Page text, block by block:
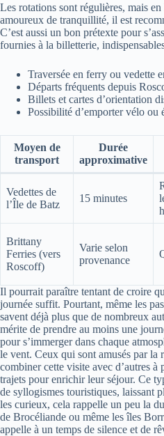
Les rotations sont régulières, mais
amoureux de tranquillité, il est
C’est aussi un bon prétexte pour
fournies à la billetterie,
Traversée en ferry ou vedette
Départs fréquents depuis
Billets et cartes d’orientation
Possibilité d’emporter vélo ou
Moyen de
transport
Durée
approximative
Vedettes de
l’Île de Batz
15 minutes
Brittany
Ferries (vers
Roscoff)
Varie selon
provenance
Il pourrait paraître tentant de croire
journée suffit. Pourtant, même les
savent déjà plus que de nombreux
mérite de prendre au moins une
pour s’immerger dans chaque
le vent. Ceux qui sont amusés par
combiner cette visite avec d’autres
trajets pour enrichir leur séjour. Ce
de syllogismes touristiques, laissant
les curieux, cela rappelle un peu la
de Brocéliande ou même les îles
appelle à un temps de silence et de